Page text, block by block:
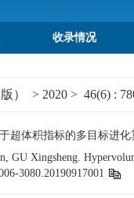
收录情况
） > 2020 > 46(6) :
超体积指标的多目标进
GU Xingsheng.
3080.20190917001